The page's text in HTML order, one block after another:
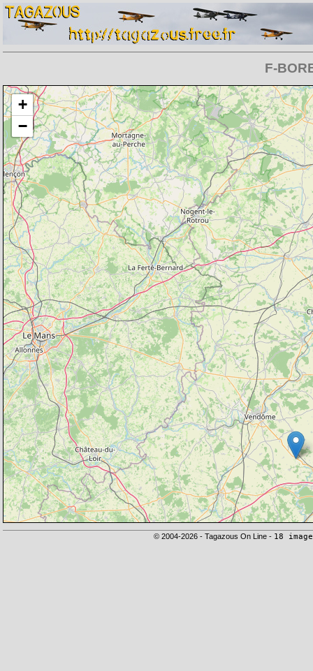
F-
Chargement de la carte en cours
+
−
© 2004-2026 - Tagazous On Line - 18